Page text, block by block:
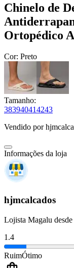
Chinelo de
Ortopédico
Cor: Preto
Tamanho:
383940414243
Vendido por
Informações da loja
hjmcalcados
Lojista Magalu
1.4
RuimÓtimo